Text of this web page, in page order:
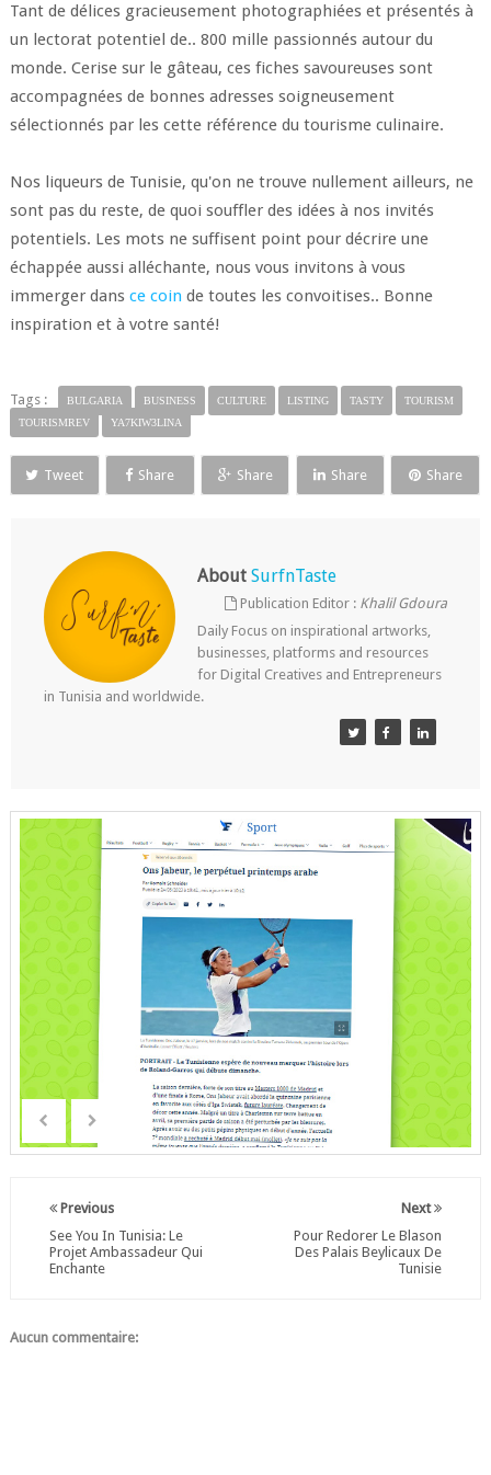
Tant de délices gracieusement photographiées et présentés à
un lectorat potentiel de.. 800 mille passionnés autour du
monde. Cerise sur le gâteau, ces fiches savoureuses sont
accompagnées de bonnes adresses soigneusement
sélectionnés par les cette référence du tourisme culinaire.
Nos liqueurs de Tunisie, qu'on ne trouve nullement ailleurs, ne
sont pas du reste, de quoi souffler des idées à nos invités
potentiels. Les mots ne suffisent point pour décrire une
échappée aussi alléchante, nous vous invitons à vous
immerger dans ce coin de toutes les convoitises.. Bonne
inspiration et à votre santé!
Tags : BULGARIA BUSINESS CULTURE LISTING TASTY
TOURISM
TOURISMREV
YA7KIW3LINA
Tweet Share Share Share Share
About SurfnTaste
Publication Editor : Khalil Gdoura
Daily Focus on inspirational artworks,
businesses, platforms and resources
for Digital Creatives and Entrepreneurs
in Tunisia and worldwide.
Next
Pour Redorer Le Blason
Des Palais Beylicaux De
Tunisie
Previous
See You In Tunisia: Le
Projet Ambassadeur Qui
Enchante
Aucun commentaire: